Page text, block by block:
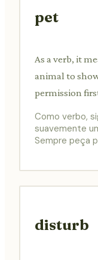
pet
As a verb, it
animal to
permission
Como verbo,
suavemente
Sempre peça
disturb